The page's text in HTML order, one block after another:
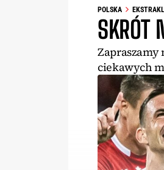
POLSKA
Zapraszamy
ciekawych